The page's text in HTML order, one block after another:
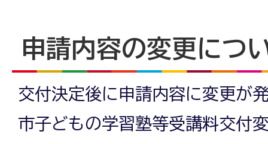
申請内容の変更につ
交付決定後に申請内容に変更が
市子どもの学習塾等受講料交付